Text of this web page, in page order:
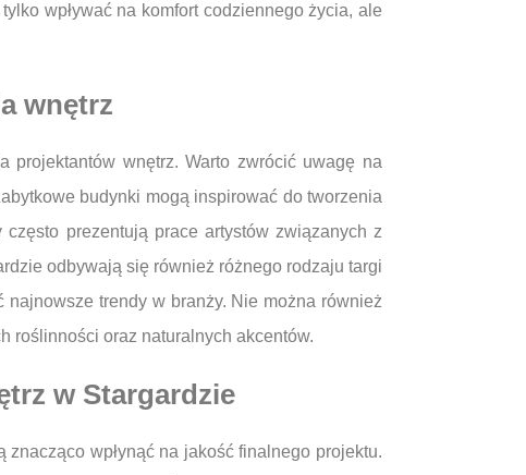
wpływać na komfort codziennego życia, ale
wnętrz
projektantów wnętrz. Warto zwrócić uwagę na
budynki mogą inspirować do tworzenia
prezentują prace artystów związanych z
odbywają się również różnego rodzaju targi
trendy w branży. Nie można również
roślinności oraz naturalnych akcentów.
w Stargardzie
wpłynąć na jakość finalnego projektu.